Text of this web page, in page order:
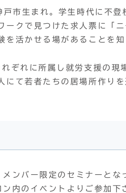
市生まれ。学生時代に不登
ークで見つけた求人票に「
を活かせる場があることを
ぞれに所属し就労支援の現
て若者たちの居場所作りを
ンバー限定のセミナーとな
内のイベントよりご参加下